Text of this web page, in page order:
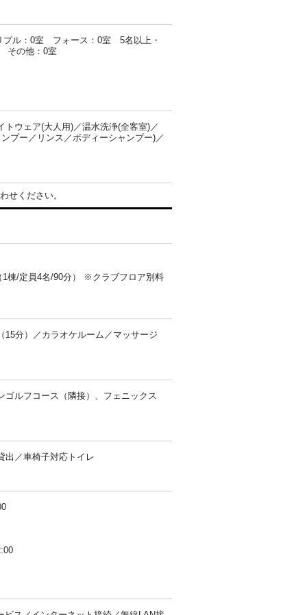
ル：0室 フォース：0室 5名以上・
の他：0室
ウェア(大人用)／温水洗浄(全客室)／
プー／リンス／ボディーシャンプー)／
せください。
棟/定員4名/90分） ※クラブフロア別料
15分）／カラオケルーム／マッサージ
ゴルフコース（隣接）、フェニックス
出／車椅子対応トイレ